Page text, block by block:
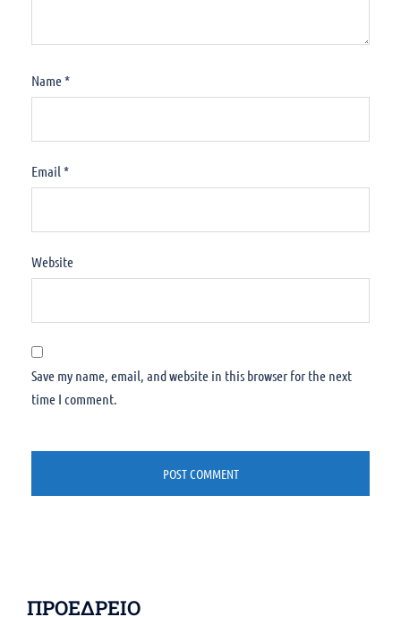
Name*
Email *
Website
Save my name, email, and website in this browser for the next
time I comment.
ΠΡΟΕΔΡΕΙΟ